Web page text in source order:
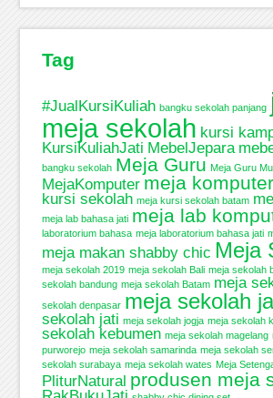
Tag
#JualKursiKuliah bangku sekolah panjang
meja sekolah kursi
KursiKuliahJati MebelJepara
bangku sekolah Meja Guru Meja Guru
MejaKomputer meja
kursi sekolah meja kursi sekolah batam
meja lab bahasa jati meja lab
laboratorium bahasa meja laboratorium bahasa jati
meja makan shabby chic Meja
meja sekolah 2019 meja sekolah Bali meja sekolah
sekolah bandung meja sekolah Batam meja
sekolah denpasar meja sekolah
sekolah jati meja sekolah jogja meja sekolah
sekolah kebumen meja sekolah magelang
purworejo meja sekolah samarinda meja sekolah
sekolah surabaya meja sekolah wates Meja
PliturNatural produsen meja